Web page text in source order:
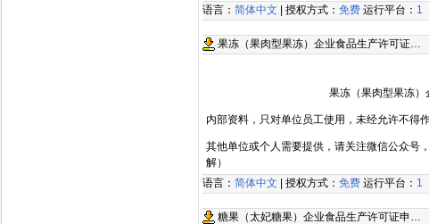
语言： 简体中文 | 授权方式： 免费 运行平台： 1
果冻（果肉型果冻）企业食品生产许可证…
果冻（果肉型果冻
内部资料，只对单位员工使用，未经允许不得
其他单位或个人需要提供，请关注微信公众号
解）
语言： 简体中文 | 授权方式： 免费 运行平台： 1
糖果（太妃糖果）企业食品生产许可证申…